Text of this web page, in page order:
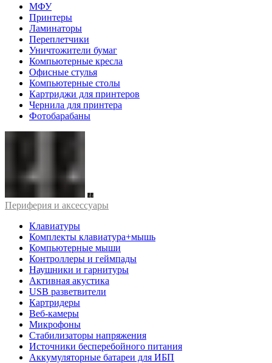
МФУ
Принтеры
Ламинаторы
Переплетчики
Уничтожители бумаг
Компьютерные кресла
Офисные стулья
Компьютерные столы
Картриджи для принтеров
Чернила для принтера
Фотобарабаны
Периферия и аксессуары
Клавиатуры
Комплекты клавиатура+мышь
Компьютерные мыши
Контроллеры и геймпады
Наушники и гарнитуры
Активная акустика
USB разветвители
Картридеры
Веб-камеры
Микрофоны
Стабилизаторы напряжения
Источники бесперебойного питания
Аккумуляторные батареи для ИБП